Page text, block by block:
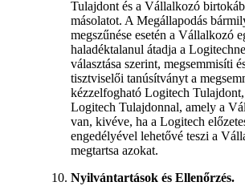
Tulajdont és a Vállalkozó
másolatot. A Megállapodás
megszűnése esetén a Vállalkozó
haladéktalanul átadja a
választása szerint, megsemmisíti
tisztviselői tanúsítványt a
kézzelfogható Logitech
Logitech Tulajdonnal, amely a
van, kivéve, ha a Logitech
engedélyével lehetővé teszi a
megtartsa azokat.
Nyilvántartások és Ellenőrzés.